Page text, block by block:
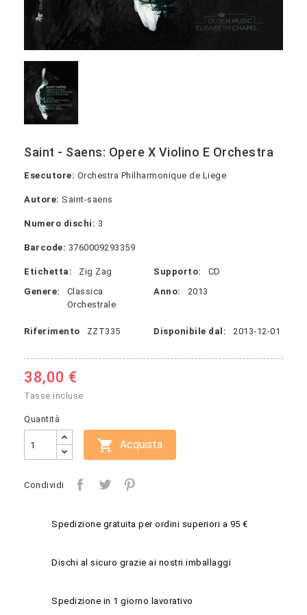
Saint - Saens: Opere X Violino E Orchestra
Esecutore: Orchestra Philharmonique de Liege
Autore: Saint-saens
Numero dischi: 3
Barcode: 3760009293359
Etichetta: Zig Zag Supporto:
CD
Genere:
Classica
Orchestrale
Anno: 2013
Riferimento ZZT335 Disponibile dal: 2013-12-01
38,00 €
Tasse incluse
Quantità
 Acquista
Condividi
Spedizione gratuita per ordini superiori a 95 €
Dischi al sicuro grazie ai nostri imballaggi
Spedizione in 1 giorno lavorativo